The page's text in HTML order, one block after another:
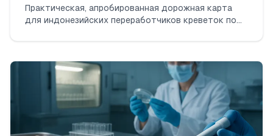
Практическая, апробированная дорожная карта
для индонезийских переработчиков креветок по
последовательных непротиворечивых отгрузок,
сбор пакета доказательств и коммуникацию с FDA.